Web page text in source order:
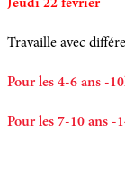
Jeudi 22 février
Travaille avec
Pour les 4-6 ans -
Pour les 7-10 ans -